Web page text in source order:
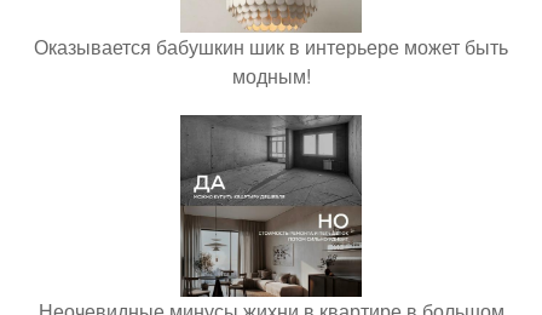
Оказывается бабушкин шик в интерьере может быть
модным!